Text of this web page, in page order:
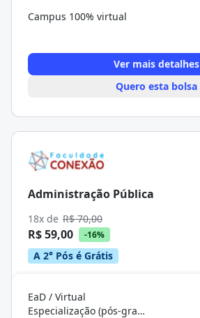
Campus 100% virtual
Ver mais detalhes
Quero esta bolsa
Administração Pública
18x de R$ 70,00
R$ 59,00 -16%
A 2° Pós é Grátis
EaD / Virtual
Especialização (pós-graduação)